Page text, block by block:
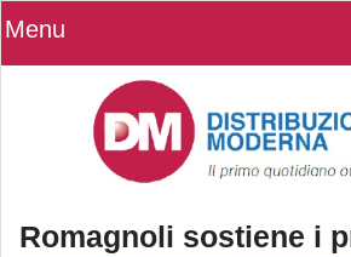
Menu
Romagnoli sostiene i